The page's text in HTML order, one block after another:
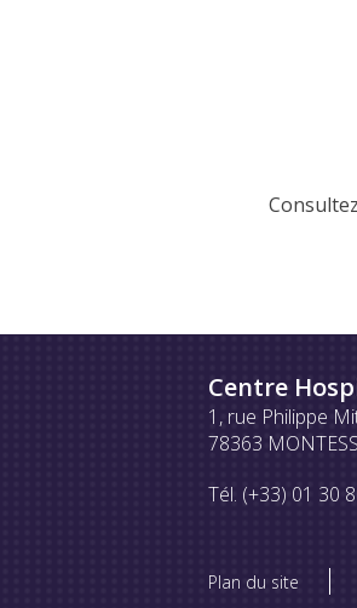
Consultez
Centre
1, rue Philippe
78363
Tél. (+33) 01 30
Plan du site